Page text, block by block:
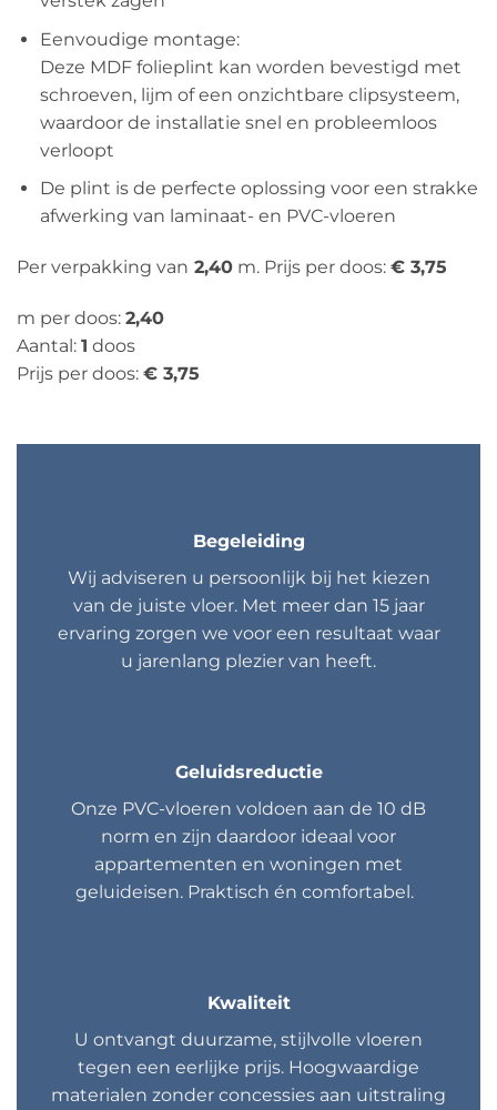
Eenvoudige montage:
Deze MDF folieplint kan worden bevestigd met
schroeven, lijm of een onzichtbare clipsysteem,
waardoor de installatie snel en probleemloos
verloopt
De plint is de perfecte oplossing voor een strakke
afwerking van laminaat- en PVC-vloeren
Per verpakking van 2,40 m. Prijs per doos: € 3,75
m per doos: 2,40
Aantal: 1 doos
Prijs per doos: € 3,75
Begeleiding
Wij adviseren u persoonlijk bij het kiezen
van de juiste vloer. Met meer dan 15 jaar
ervaring zorgen we voor een resultaat waar
u jarenlang plezier van heeft.
Geluidsreductie
Onze PVC-vloeren voldoen aan de 10 dB
norm en zijn daardoor ideaal voor
appartementen en woningen met
geluideisen. Praktisch én comfortabel.
Kwaliteit
U ontvangt duurzame, stijlvolle vloeren
tegen een eerlijke prijs. Hoogwaardige
materialen zonder concessies aan uitstraling